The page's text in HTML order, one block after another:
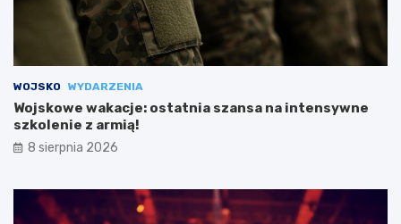
WOJSKO WYDARZENIA
Wojskowe wakacje: ostatnia szansa na intensywne
szkolenie z armią!
8 sierpnia 2026